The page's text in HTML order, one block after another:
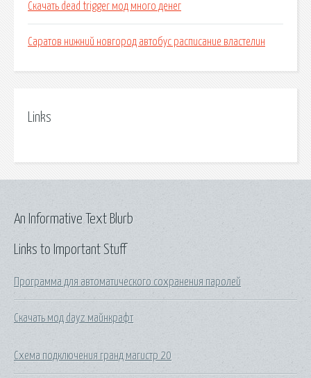
Скачать dead trigger мод много денег
Саратов нижний новгород автобус расписание властелин
Links
Links to Important Stuff
Программа для автоматического сохранения паролей
Скачать мод dayz майнкрафт
Схема подключения гранд магистр 20
An Informative Text Blurb